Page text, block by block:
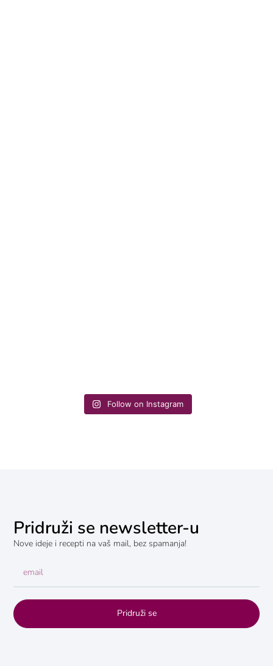
Follow on Instagram
Pridruži se newsletter-u
Nove ideje i recepti na vaš mail, bez spamanja!
Pridruži se